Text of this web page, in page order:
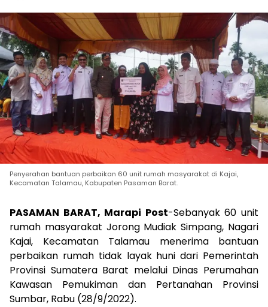
Penyerahan bantuan perbaikan 60 unit rumah masyarakat di Kajai,
Kecamatan Talamau, Kabupaten Pasaman Barat.
PASAMAN BARAT, Marapi Post-Sebanyak 60 unit
rumah masyarakat Jorong Mudiak Simpang, Nagari
Kajai, Kecamatan Talamau menerima bantuan
perbaikan rumah tidak layak huni dari Pemerintah
Provinsi Sumatera Barat melalui Dinas Perumahan
Kawasan Pemukiman dan Pertanahan Provinsi
Sumbar, Rabu (28/9/2022).